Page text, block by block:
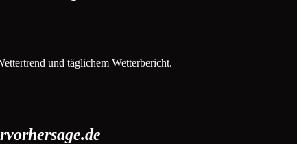
und täglichem Wetterbericht.